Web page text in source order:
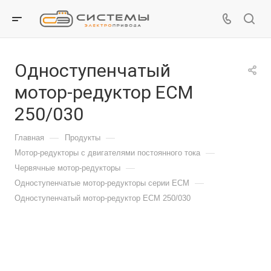
Одноступенчатый
мотор-редуктор ECM
250/030
Главная — Продукты —
Мотор-редукторы с двигателями постоянного тока —
Червячные мотор-редукторы —
Одноступенчатые мотор-редукторы серии ECM —
Одноступенчатый мотор-редуктор ECM 250/030